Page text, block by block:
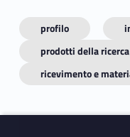
profilo
prodotti della ricerca
ricevimento e